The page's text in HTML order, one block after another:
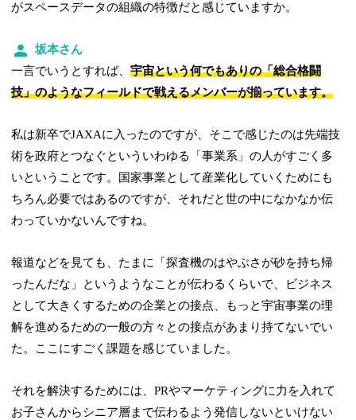
がスペースデータの組織の特徴だと感じていますか。
坂本さん
一言でいうとすれば、宇宙という何でもありの「総合格闘
技」のようなフィールドで戦えるメンバーが揃っています。
私は新卒でJAXAに入ったのですが、そこで感じたのは先端技
術を政府とつなぐといういわゆる「事業系」の人がすごく多
いということです。国家事業として産業化していくためにも
ちろん必要ではあるのですが、それだと世の中になかなか伝
わっていかないんですね。
報道などを見ても、たまに「探査機のはやぶさが砂を持ち帰
ったんだな」というようなことが伝わるくらいで、ビジネス
として大きくするための企業との接点、もっと宇宙事業の理
解を進めるための一般の方々との接点があまり持てないでい
た。ここにすごく課題を感じていました。
それを解決するためには、PRやマーケティングに力を入れて
お子さんからシニア層まで伝わるよう発信しないといけない